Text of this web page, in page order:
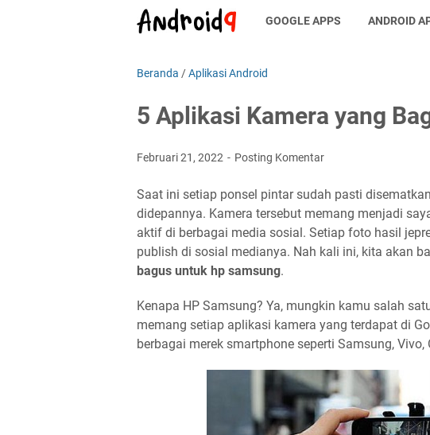
GOOGLE APPS ANDROID
Beranda /Aplikasi Android
5 Aplikasi Kamera yang
Februari 21, 2022 Posting Komentar
Saat ini setiap ponsel pintar sudah pasti
didepannya. Kamera tersebut memang menjadi
aktif di berbagai media sosial. Setiap foto hasil
publish di sosial medianya. Nah kali ini, kita akan
bagus untuk hp samsung.
Kenapa HP Samsung? Ya, mungkin kamu salah
memang setiap aplikasi kamera yang terdapat di
berbagai merek smartphone seperti Samsung,